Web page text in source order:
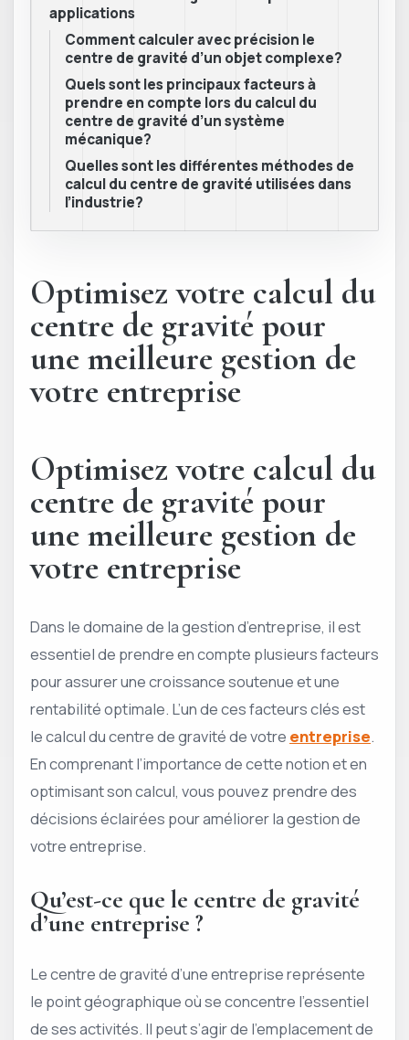
applications
Comment calculer avec précision le
centre de gravité d’un objet complexe?
Quels sont les principaux facteurs à
prendre en compte lors du calcul du
centre de gravité d’un système
mécanique?
Quelles sont les différentes méthodes de
calcul du centre de gravité utilisées dans
l’industrie?
Optimisez votre calcul du
centre de gravité pour
une meilleure gestion de
votre entreprise
Optimisez votre calcul du
centre de gravité pour
une meilleure gestion de
votre entreprise
Dans le domaine de la gestion d’entreprise, il est
essentiel de prendre en compte plusieurs facteurs
pour assurer une croissance soutenue et une
rentabilité optimale. L’un de ces facteurs clés est
le calcul du centre de gravité de votre entreprise.
En comprenant l’importance de cette notion et en
optimisant son calcul, vous pouvez prendre des
décisions éclairées pour améliorer la gestion de
votre entreprise.
Qu’est-ce que le centre de gravité
d’une entreprise ?
Le centre de gravité d’une entreprise représente
le point géographique où se concentre l’essentiel
de ses activités. Il peut s’agir de l’emplacement de